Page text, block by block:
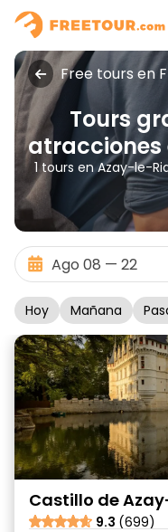
Free tours en
Tours
atracciones
1 tours en Azay-le-
Hoy Mañana
Castillo de
9.3 (699)